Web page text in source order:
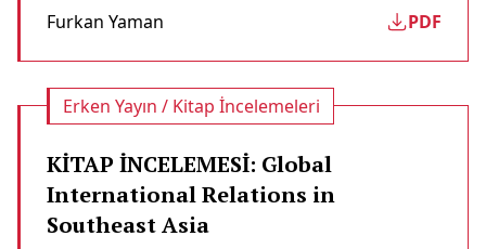
Furkan Yaman PDF
Erken Yayın / Kitap İncelemeleri
KİTAP İNCELEMESİ: Global
International Relations in
Southeast Asia